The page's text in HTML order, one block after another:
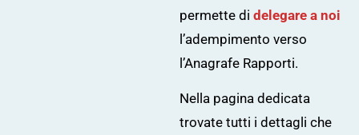
permette di delegare a noi
l’adempimento verso
l’Anagrafe Rapporti.
Nella pagina dedicata
trovate tutti i dettagli che